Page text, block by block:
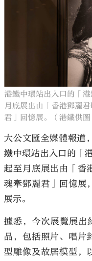
港鐵中環站出入口的「
月底展出由「香港鄧麗
君」回憶展。（港鐵供圖
大公文匯全媒體報道
鐵中環站出入口的「
起至月底展出由「香
魂牽鄧麗君」回憶展
展示。
據悉，今次展覽展出
品，包括照片、唱片
型雕像及故居模型，